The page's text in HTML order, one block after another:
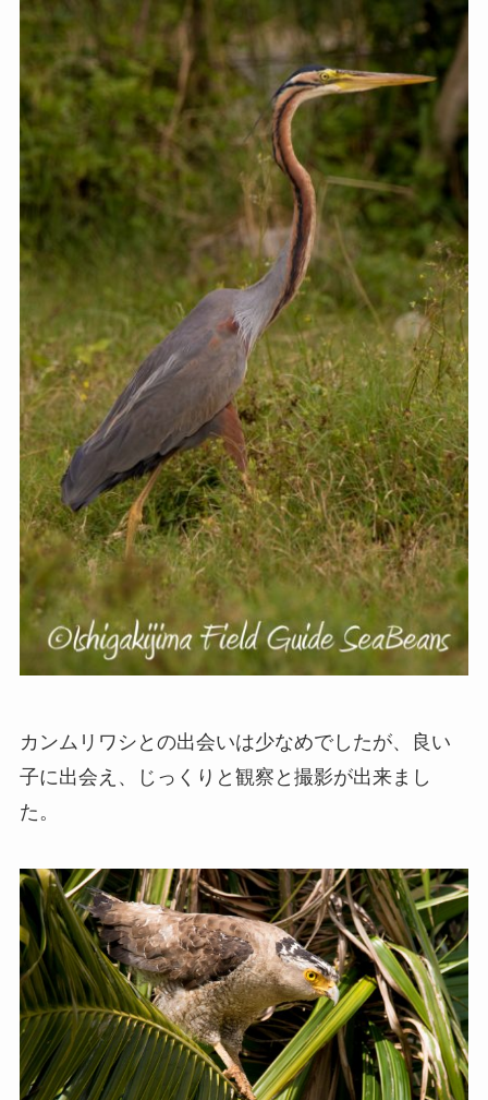
カンムリワシとの出会いは少なめでしたが、良い
子に出会え、じっくりと観察と撮影が出来まし
た。